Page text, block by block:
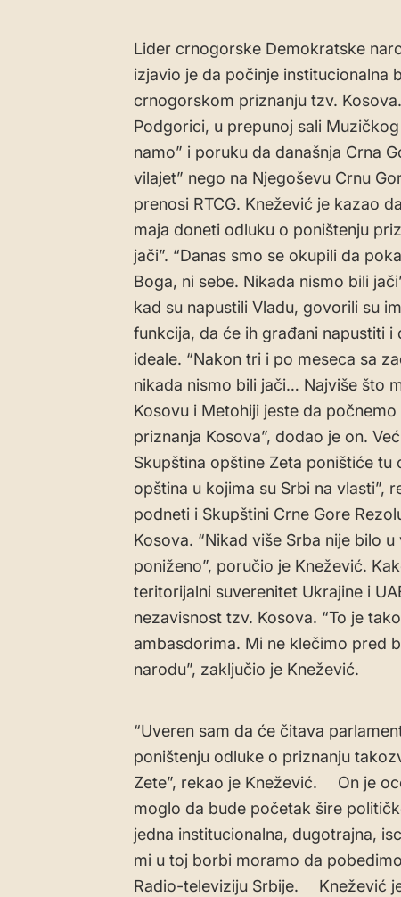
Lider crnogorske Demokratske
izjavio je da počinje institucionalna
crnogorskom priznanju tzv.
Podgorici, u prepunoj sali
namo” i poruku da današnja Crna
vilajet” nego na Njegoševu Crnu
prenosi RTCG. Knežević je kazao
maja doneti odluku o poništenju
jači”. “Danas smo se okupili da
Boga, ni sebe. Nikada nismo bili
kad su napustili Vladu, govorili su
funkcija, da će ih građani napustiti
ideale. “Nakon tri i po meseca sa
nikada nismo bili jači… Najviše što
Kosovu i Metohiji jeste da
priznanja Kosova”, dodao je on.
Skupština opštine Zeta poništiće
opština u kojima su Srbi na vlasti”,
podneti i Skupštini Crne Gore
Kosova. “Nikad više Srba nije bilo
poniženo”, poručio je Knežević.
teritorijalni suverenitet Ukrajine i
nezavisnost tzv. Kosova. “To je
ambasdorima. Mi ne klečimo pred
narodu”, zaključio je Knežević.
“Uveren sam da će čitava
poništenju odluke o priznanju
Zete”, rekao je Knežević. On je
moglo da bude početak šire
jedna institucionalna, dugotrajna,
mi u toj borbi moramo da
Radio-televiziju Srbije. Knežević